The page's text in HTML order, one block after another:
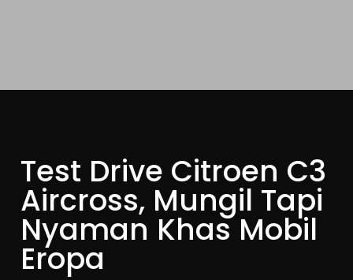
Test Drive Citroen C3
Aircross, Mungil Tapi
Nyaman Khas Mobil
Eropa